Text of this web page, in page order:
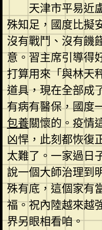
天津市平易近
殊知足，國度比擬
沒有戰鬥、沒有饑
意。習主席引導得
打算用來「與林天
道具，現在全部成
有病有醫保，國度
包養關懷的。疫情
凶悍，此刻都恢復
太難了。一家過日
說一個大師治理到
殊有底，這個家有
福。祝內陸越來越
界另眼相看咱。